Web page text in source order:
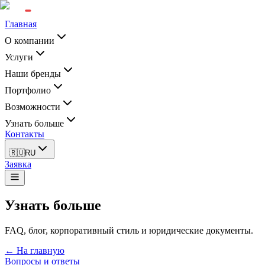
Главная
О компании
Услуги
Наши бренды
Портфолио
Возможности
Узнать больше
Контакты
🇷🇺RU
Заявка
Узнать больше
FAQ, блог, корпоративный стиль и юридические документы.
← На главную
Вопросы и ответы